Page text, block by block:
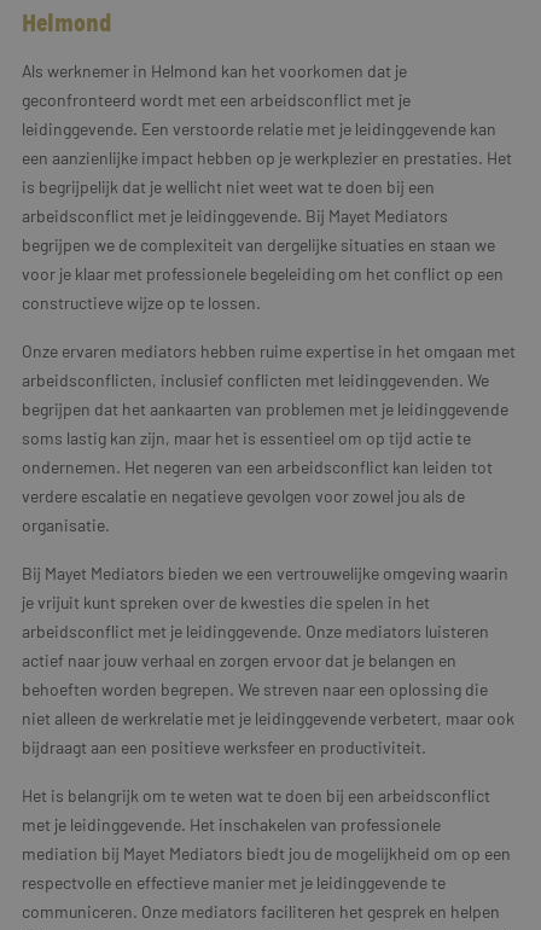
Helmond
Als werknemer in Helmond kan het voorkomen dat je
geconfronteerd wordt met een arbeidsconflict met je
leidinggevende. Een verstoorde relatie met je leidinggevende kan
een aanzienlijke impact hebben op je werkplezier en prestaties. Het
is begrijpelijk dat je wellicht niet weet wat te doen bij een
arbeidsconflict met je leidinggevende. Bij Mayet Mediators
begrijpen we de complexiteit van dergelijke situaties en staan we
voor je klaar met professionele begeleiding om het conflict op een
constructieve wijze op te lossen.
Onze ervaren mediators hebben ruime expertise in het omgaan met
arbeidsconflicten, inclusief conflicten met leidinggevenden. We
begrijpen dat het aankaarten van problemen met je leidinggevende
soms lastig kan zijn, maar het is essentieel om op tijd actie te
ondernemen. Het negeren van een arbeidsconflict kan leiden tot
verdere escalatie en negatieve gevolgen voor zowel jou als de
organisatie.
Bij Mayet Mediators bieden we een vertrouwelijke omgeving waarin
je vrijuit kunt spreken over de kwesties die spelen in het
arbeidsconflict met je leidinggevende. Onze mediators luisteren
actief naar jouw verhaal en zorgen ervoor dat je belangen en
behoeften worden begrepen. We streven naar een oplossing die
niet alleen de werkrelatie met je leidinggevende verbetert, maar ook
bijdraagt aan een positieve werksfeer en productiviteit.
Het is belangrijk om te weten wat te doen bij een arbeidsconflict
met je leidinggevende. Het inschakelen van professionele
mediation bij Mayet Mediators biedt jou de mogelijkheid om op een
respectvolle en effectieve manier met je leidinggevende te
communiceren. Onze mediators faciliteren het gesprek en helpen